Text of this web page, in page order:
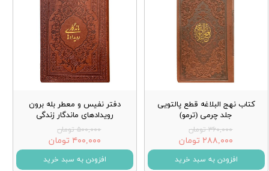
کتاب نهج البلاغه قطع پالتویی
جلد چرمی (ترمو)
۳۶۰,۰۰۰ تومان
۲۸۸,۰۰۰ تومان
افزودن به سبد خرید
دفتر نفیس و معطر بله برون
رویدادهای ماندگار زندگی
۵۰۰,۰۰۰ تومان
۴۰۰,۰۰۰ تومان
افزودن به سبد خرید